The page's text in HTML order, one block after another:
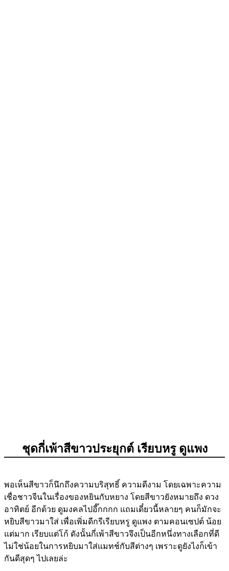
ชุดกี่เพ้าสีขาวประยุกต์ เรียบหรู ดูแพง
พอเห็นสีขาวก็นึกถึงความบริสุทธิ์ ความดีงาม โดยเฉพาะความ
เชื่อชาวจีนในเรื่องของหยินกับหยาง โดยสีขาวยังหมายถึง ดวง
อาทิตย์ อีกด้วย ดูมงคลไปอี๊กกกก แถมเดี๋ยวนี้หลายๆ คนก็มักจะ
หยิบสีขาวมาใส่ เพื่อเพิ่มดีกรีเรียบหรู ดูแพง ตามคอนเซปต์ น้อย
แต่มาก เรียบแต่โก้ ดังนั้นกี่เพ้าสีขาวจึงเป็นอีกหนึ่งทางเลือกที่ดี
ไม่ใช่น้อยในการหยิบมาใส่แมทช์กับสีต่างๆ เพราะดูยังไงก็เข้า
กันดีสุดๆ ไปเลยล่ะ